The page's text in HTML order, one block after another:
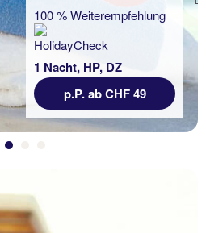
100 % Weiterempfehlung
1 Nacht, HP, DZ
p.P. ab CHF 49